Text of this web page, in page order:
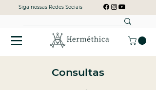
Siga nossas Redes Sociais
Consultas